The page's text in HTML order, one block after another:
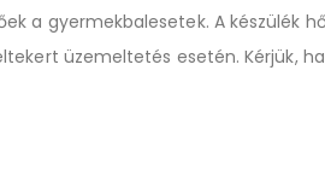
a gyermekbalesetek. A készülék
üzemeltetés esetén. Kérjük,